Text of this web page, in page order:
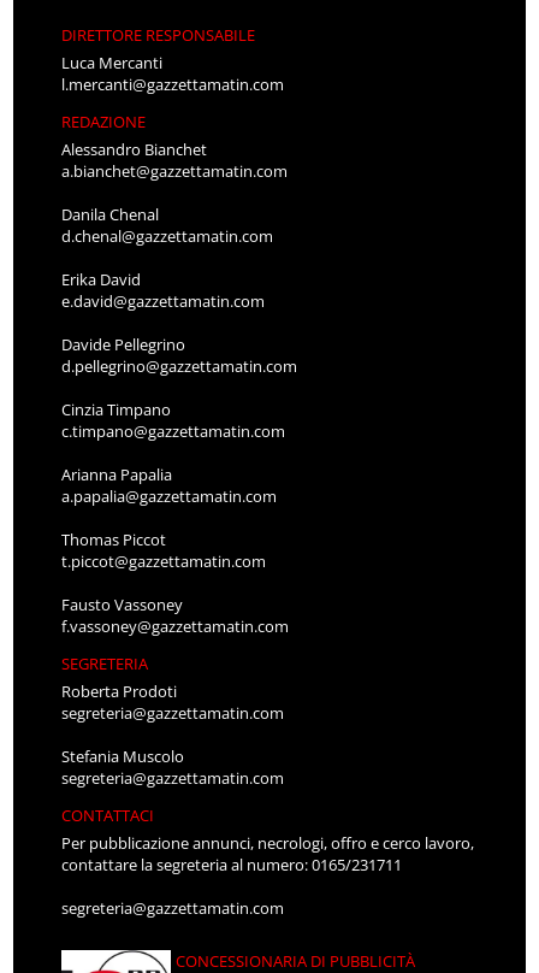
DIRETTORE RESPONSABILE
Luca Mercanti
l.mercanti@gazzettamatin.com
REDAZIONE
Alessandro Bianchet
a.bianchet@gazzettamatin.com
Danila Chenal
d.chenal@gazzettamatin.com
Erika David
e.david@gazzettamatin.com
Davide Pellegrino
d.pellegrino@gazzettamatin.com
Cinzia Timpano
c.timpano@gazzettamatin.com
Arianna Papalia
a.papalia@gazzettamatin.com
Thomas Piccot
t.piccot@gazzettamatin.com
Fausto Vassoney
f.vassoney@gazzettamatin.com
SEGRETERIA
Roberta Prodoti
segreteria@gazzettamatin.com
Stefania Muscolo
segreteria@gazzettamatin.com
CONTATTACI
Per pubblicazione annunci, necrologi, offro e cerco lavoro,
contattare la segreteria al numero: 0165/231711
segreteria@gazzettamatin.com
CONCESSIONARIA DI PUBBLICITÀ